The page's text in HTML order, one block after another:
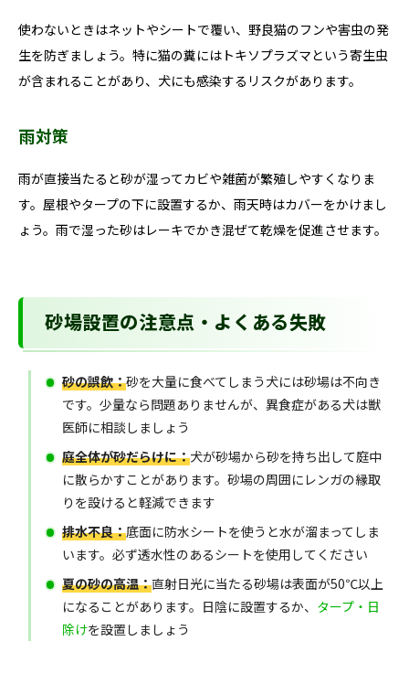
使わないときはネットやシートで覆い、野良猫のフンや害虫の発
生を防ぎましょう。特に猫の糞にはトキソプラズマという寄生虫
が含まれることがあり、犬にも感染するリスクがあります。
雨対策
雨が直接当たると砂が湿ってカビや雑菌が繁殖しやすくなりま
す。屋根やタープの下に設置するか、雨天時はカバーをかけまし
ょう。雨で湿った砂はレーキでかき混ぜて乾燥を促進させます。
砂場設置の注意点・よくある失敗
砂の誤飲：砂を大量に食べてしまう犬には砂場は不向き
です。少量なら問題ありませんが、異食症がある犬は獣
医師に相談しましょう
庭全体が砂だらけに：犬が砂場から砂を持ち出して庭中
に散らかすことがあります。砂場の周囲にレンガの縁取
りを設けると軽減できます
排水不良：底面に防水シートを使うと水が溜まってしま
います。必ず透水性のあるシートを使用してください
夏の砂の高温：直射日光に当たる砂場は表面が50℃以上
になることがあります。日陰に設置するか、 タープ・日
除けを設置しましょう